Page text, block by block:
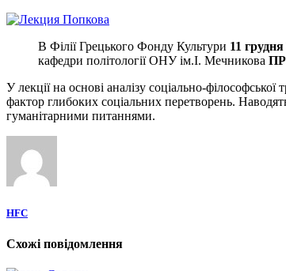
В Філії Грецького Фонду Культури 11
кафедри політології ОНУ ім.І. Мечникова
У лекції на основі аналізу соціально-
фактор глибоких соціальних перетворень.
гуманітарними питаннями.
HFC
Схожі повідомлення